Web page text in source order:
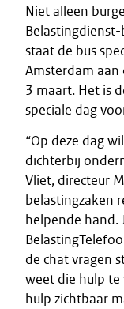
Niet alleen
staat de bus
Amsterdam aan
3 maart. Het is
speciale dag
“Op deze dag
dichterbij
Vliet, directeur
belastingzaken
helpende hand.
de chat vragen
weet die hulp te
hulp zichtbaar